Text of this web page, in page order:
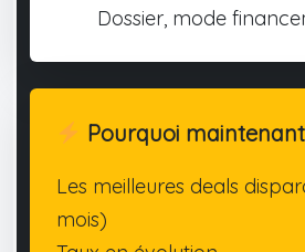
Dossier, mode
Pourquoi
Les meilleures deals
mois)